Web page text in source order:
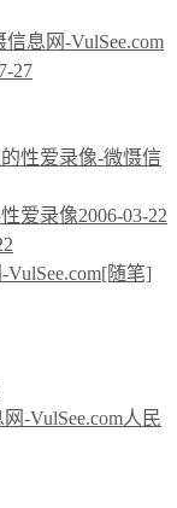
27
爱录像2006-03-22
[随笔]
人民